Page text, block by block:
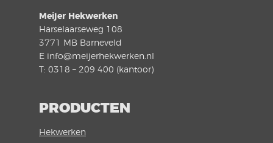
Meijer Hekwerken
Harselaarseweg 108
3771 MB Barneveld
E info@meijerhekwerken.nl
T: 0318 – 209 400 (kantoor)
PRODUCTEN
Hekwerken